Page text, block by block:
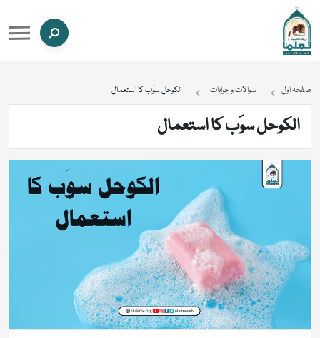
صفحہ اول سوالات و جوابات الکوحل سوَب کا استعمال
الکوحل سوَب کا استعمال